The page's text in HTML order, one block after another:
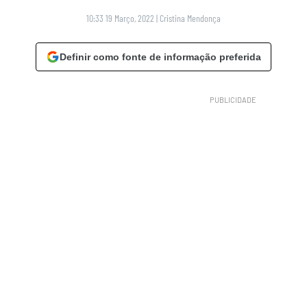
10:33 19 Março, 2022 | Cristina Mendonça
Definir como fonte de informação preferida